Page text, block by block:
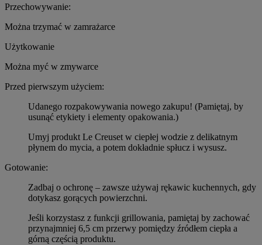
Przechowywanie:
Można trzymać w zamrażarce
Użytkowanie
Można myć w zmywarce
Przed pierwszym użyciem:
Udanego rozpakowywania nowego zakupu! (Pamiętaj, by
usunąć etykiety i elementy opakowania.)
Umyj produkt Le Creuset w ciepłej wodzie z delikatnym
płynem do mycia, a potem dokładnie spłucz i wysusz.
Gotowanie:
Zadbaj o ochronę – zawsze używaj rękawic kuchennych, gdy
dotykasz gorących powierzchni.
Jeśli korzystasz z funkcji grillowania, pamiętaj by zachować
przynajmniej 6,5 cm przerwy pomiędzy źródłem ciepła a
górną częścią produktu.